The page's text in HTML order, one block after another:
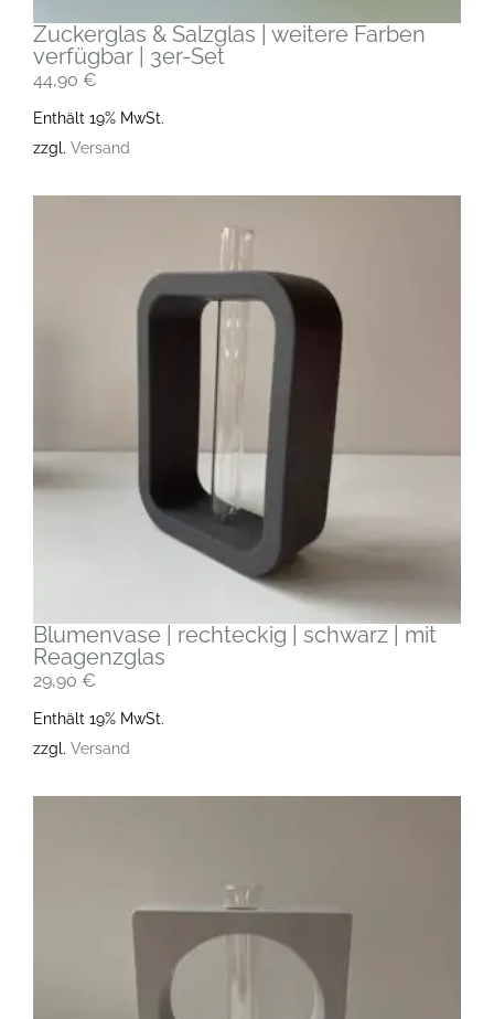
Zuckerglas & Salzglas | weitere Farben
verfügbar | 3er-Set
44,90 €
Enthält 19% MwSt.
zzgl. Versand
Blumenvase | rechteckig | schwarz | mit
Reagenzglas
29,90 €
Enthält 19% MwSt.
zzgl. Versand